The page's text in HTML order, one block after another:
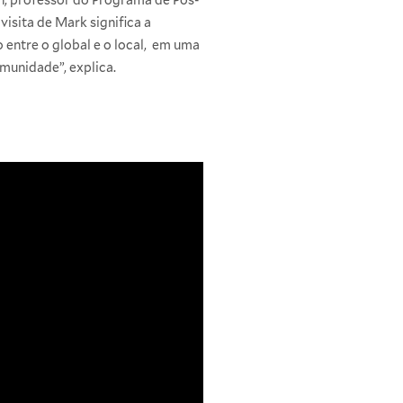
de Mark significa a
o global e o local, em uma
explica.